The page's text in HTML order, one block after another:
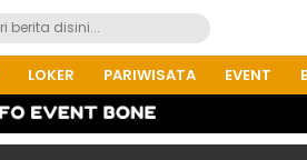
LOKER PARIWISATA EVENT